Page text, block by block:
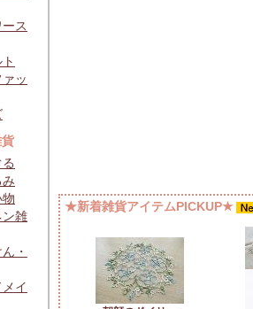
ス
ッ
ン雑
・
イ
★新着雑貨アイテムPICKUP★